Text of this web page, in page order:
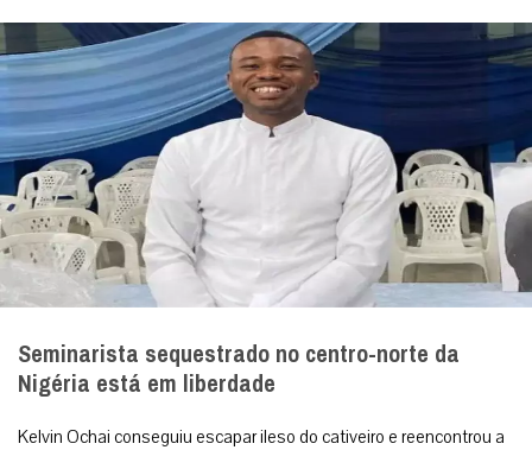
Seminarista sequestrado no centro-norte da
Nigéria está em liberdade
Kelvin Ochai conseguiu escapar ileso do cativeiro e reencontrou a